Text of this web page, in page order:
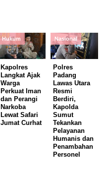
Hukum
Kapolres
Langkat Ajak
Warga
Perkuat Iman
dan Perangi
Narkoba
Lewat Safari
Jumat Curhat
Nasional
Polres
Padang
Lawas Utara
Resmi
Berdiri,
Kapolda
Sumut
Tekankan
Pelayanan
Humanis dan
Penambahan
Personel